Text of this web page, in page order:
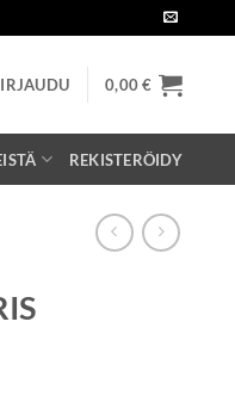
0,00€
REKISTERÖIDY